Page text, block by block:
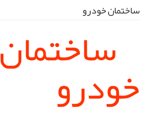
ساختمان خودرو
ساختمان
خودرو